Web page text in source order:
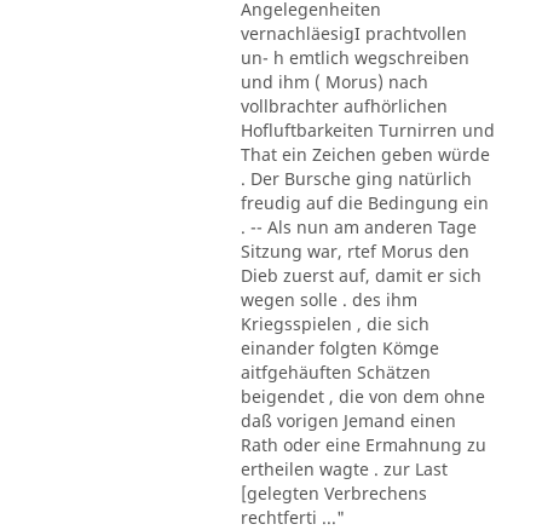
Angelegenheiten
vernachläesigI prachtvollen
un- h emtlich wegschreiben
und ihm ( Morus) nach
vollbrachter aufhörlichen
Hofluftbarkeiten Turnirren und
That ein Zeichen geben würde
. Der Bursche ging natürlich
freudig auf die Bedingung ein
. -- Als nun am anderen Tage
Sitzung war, rtef Morus den
Dieb zuerst auf, damit er sich
wegen solle . des ihm
Kriegsspielen , die sich
einander folgten Kömge
aitfgehäuften Schätzen
beigendet , die von dem ohne
daß vorigen Jemand einen
Rath oder eine Ermahnung zu
ertheilen wagte . zur Last
[gelegten Verbrechens
rechtferti ..."